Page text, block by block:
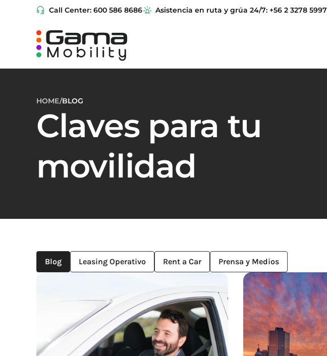
Call Center: 600 586 8686 Asistencia en ruta y grúa 24/7: +56 2 3278 5997
HOME/BLOG
Claves para tu
movilidad
Blog Leasing Operativo Rent a Car Prensa y Medios